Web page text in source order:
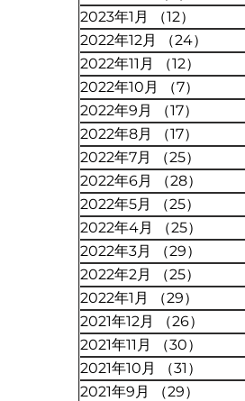
2023年1月
（12）
2022年12月
（24）
2022年11月
（12）
12件
2022年10月
（7）
7件の
2022年9月
（17）
17件
2022年8月
（17）
17件
2022年7月
（25）
2022年6月
（28）
2022年5月
（25）
25件
2022年4月
（25）
25件
2022年3月
（29）
29件
2022年2月
（25）
2022年1月
（29）
2021年12月
（26）
26件
2021年11月
（30）
30件
2021年10月
（31）
2021年9月
（29）